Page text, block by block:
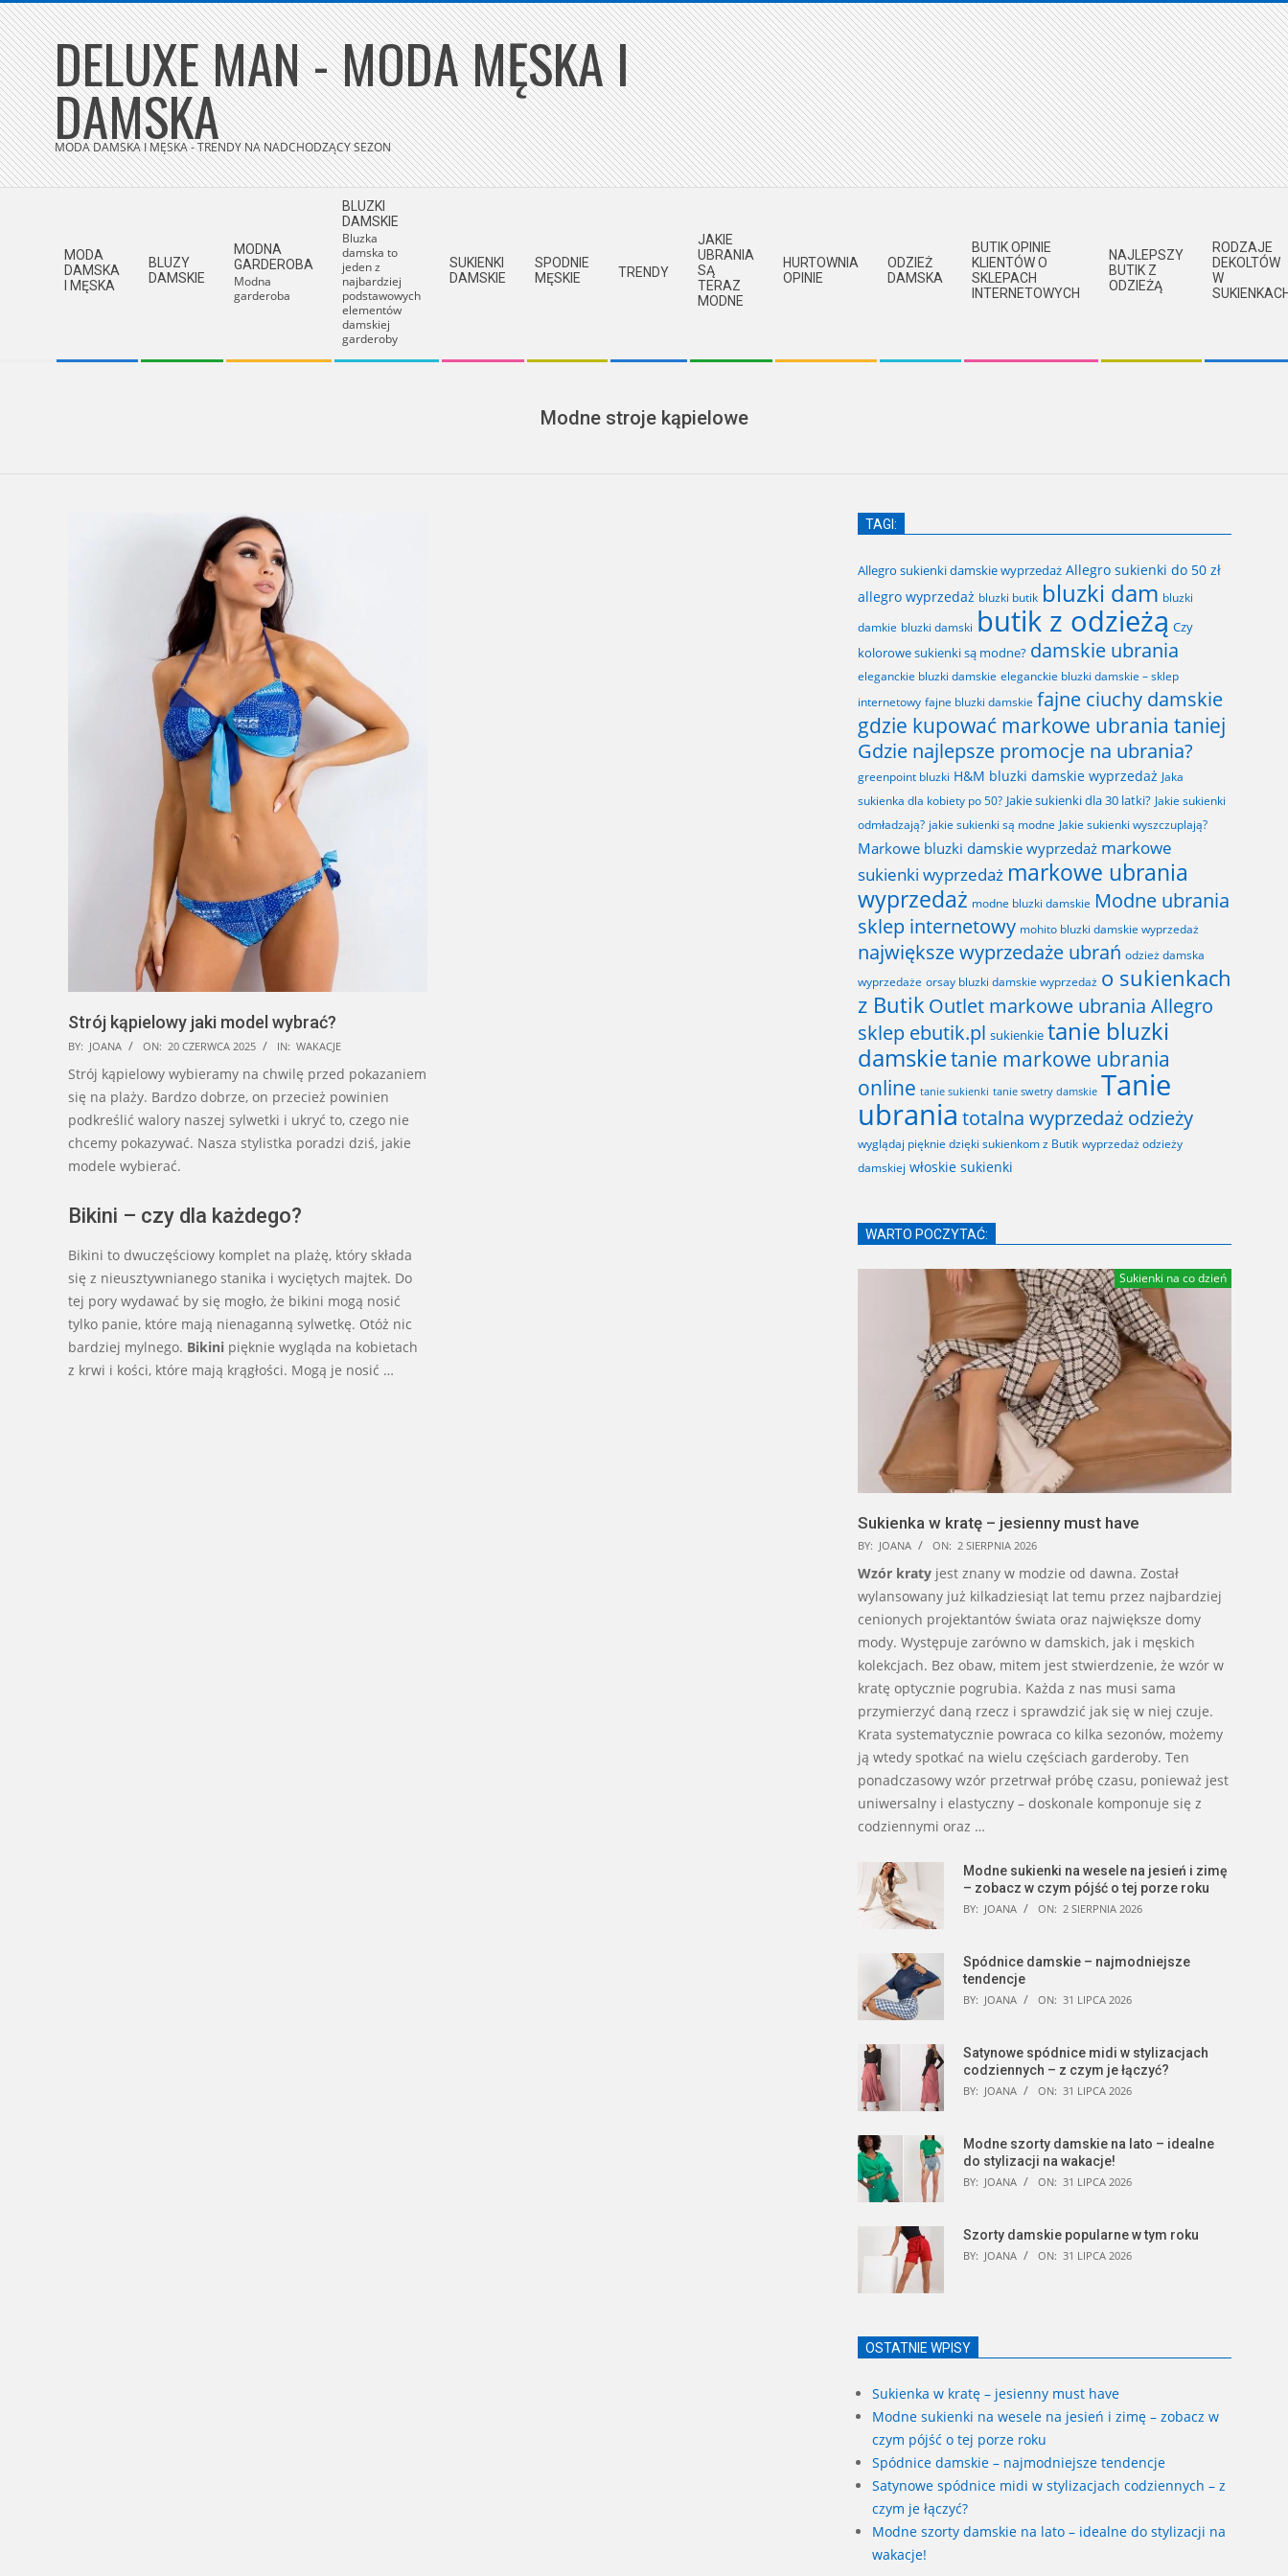
Skip
to
content DELUXE MAN - MODA MĘSKA I
DAMSKA
MODA DAMSKA I MĘSKA - TRENDY NA NADCHODZĄCY SEZON
MODA
DAMSKA
I MĘSKA
BLUZY
DAMSKIE
MODNA
GARDEROBA
Modna
garderoba
BLUZKI
DAMSKIE
Bluzka
damska to
jeden z
najbardziej
podstawowych
elementów
damskiej
garderoby
SUKIENKI
DAMSKIE
SPODNIE
MĘSKIE
TRENDY
JAKIE
UBRANIA
SĄ
TERAZ
MODNE
HURTOWNIA
OPINIE
ODZIEŻ
DAMSKA
BUTIK OPINIE
KLIENTÓW O
SKLEPACH
INTERNETOWYCH
NAJLEPSZY
BUTIK Z
ODZIEŻĄ
RODZAJE
DEKOLTÓW
W
Modne stroje kąpielowe
Strój kąpielowy jaki model wybrać?
2025-
06-
20
BY: JOANA ON: 20 CZERWCA 2025 IN: WAKACJE
Strój kąpielowy wybieramy na chwilę przed pokazaniem
się na plaży. Bardzo dobrze, on przecież powinien
podkreślić walory naszej sylwetki i ukryć to, czego nie
chcemy pokazywać. Nasza stylistka poradzi dziś, jakie
modele wybierać.
Bikini – czy dla każdego?
Bikini to dwuczęściowy komplet na plażę, który składa
się z nieusztywnianego stanika i wyciętych majtek. Do
tej pory wydawać by się mogło, że bikini mogą nosić
tylko panie, które mają nienaganną sylwetkę. Otóż nic
bardziej mylnego. Bikini pięknie wygląda na kobietach
z krwi i kości, które mają krągłości. Mogą je nosić …
TAGI:
Allegro sukienki damskie wyprzedaż Allegro sukienki do 50 zł
allegro wyprzedaż bluzki butik bluzki dam bluzki
damkie bluzki damski butik z odzieżą Czy
kolorowe sukienki są modne? damskie ubrania
eleganckie bluzki damskie eleganckie bluzki damskie – sklep
internetowy fajne bluzki damskie fajne ciuchy damskie
gdzie kupować markowe ubrania taniej
Gdzie najlepsze promocje na ubrania?
greenpoint bluzki H&M bluzki damskie wyprzedaż Jaka
sukienka dla kobiety po 50? Jakie sukienki dla 30 latki? Jakie sukienki
odmładzają? jakie sukienki są modne Jakie sukienki wyszczuplają?
Markowe bluzki damskie wyprzedaż markowe
sukienki wyprzedaż markowe ubrania
wyprzedaż modne bluzki damskie Modne ubrania
sklep internetowy mohito bluzki damskie wyprzedaż
największe wyprzedaże ubrań odzież damska
wyprzedaże orsay bluzki damskie wyprzedaż o sukienkach
z Butik Outlet markowe ubrania Allegro
sklep ebutik.pl sukienkie tanie bluzki
damskietanie markowe ubrania
online tanie sukienki tanie swetry damskie Tanie
ubrania totalna wyprzedaż odzieży
wyglądaj pięknie dzięki sukienkom z Butik wyprzedaż odzieży
damskiej włoskie sukienki
WARTO POCZYTAĆ:
Sukienki na co dzień
Sukienka w kratę – jesienny must have
BY: JOANA ON: 2 SIERPNIA 2026
Wzór kraty jest znany w modzie od dawna. Został
wylansowany już kilkadziesiąt lat temu przez najbardziej
cenionych projektantów świata oraz największe domy
mody. Występuje zarówno w damskich, jak i męskich
kolekcjach. Bez obaw, mitem jest stwierdzenie, że wzór w
kratę optycznie pogrubia. Każda z nas musi sama
przymierzyć daną rzecz i sprawdzić jak się w niej czuje.
Krata systematycznie powraca co kilka sezonów, możemy
ją wtedy spotkać na wielu częściach garderoby. Ten
ponadczasowy wzór przetrwał próbę czasu, ponieważ jest
uniwersalny i elastyczny – doskonale komponuje się z
codziennymi oraz …
Modne sukienki na wesele na jesień i zimę
– zobacz w czym pójść o tej porze roku
BY: JOANA ON: 2 SIERPNIA 2026
Spódnice damskie – najmodniejsze
tendencje
BY: JOANA ON: 31 LIPCA 2026
Satynowe spódnice midi w stylizacjach
codziennych – z czym je łączyć?
BY: JOANA ON: 31 LIPCA 2026
Modne szorty damskie na lato – idealne
do stylizacji na wakacje!
BY: JOANA ON: 31 LIPCA 2026
Szorty damskie popularne w tym roku
BY: JOANA ON: 31 LIPCA 2026
OSTATNIE WPISY
Sukienka w kratę – jesienny must have
Modne sukienki na wesele na jesień i zimę – zobacz w
czym pójść o tej porze roku
Spódnice damskie – najmodniejsze tendencje
Satynowe spódnice midi w stylizacjach codziennych – z
czym je łączyć?
Modne szorty damskie na lato – idealne do stylizacji na
wakacje!